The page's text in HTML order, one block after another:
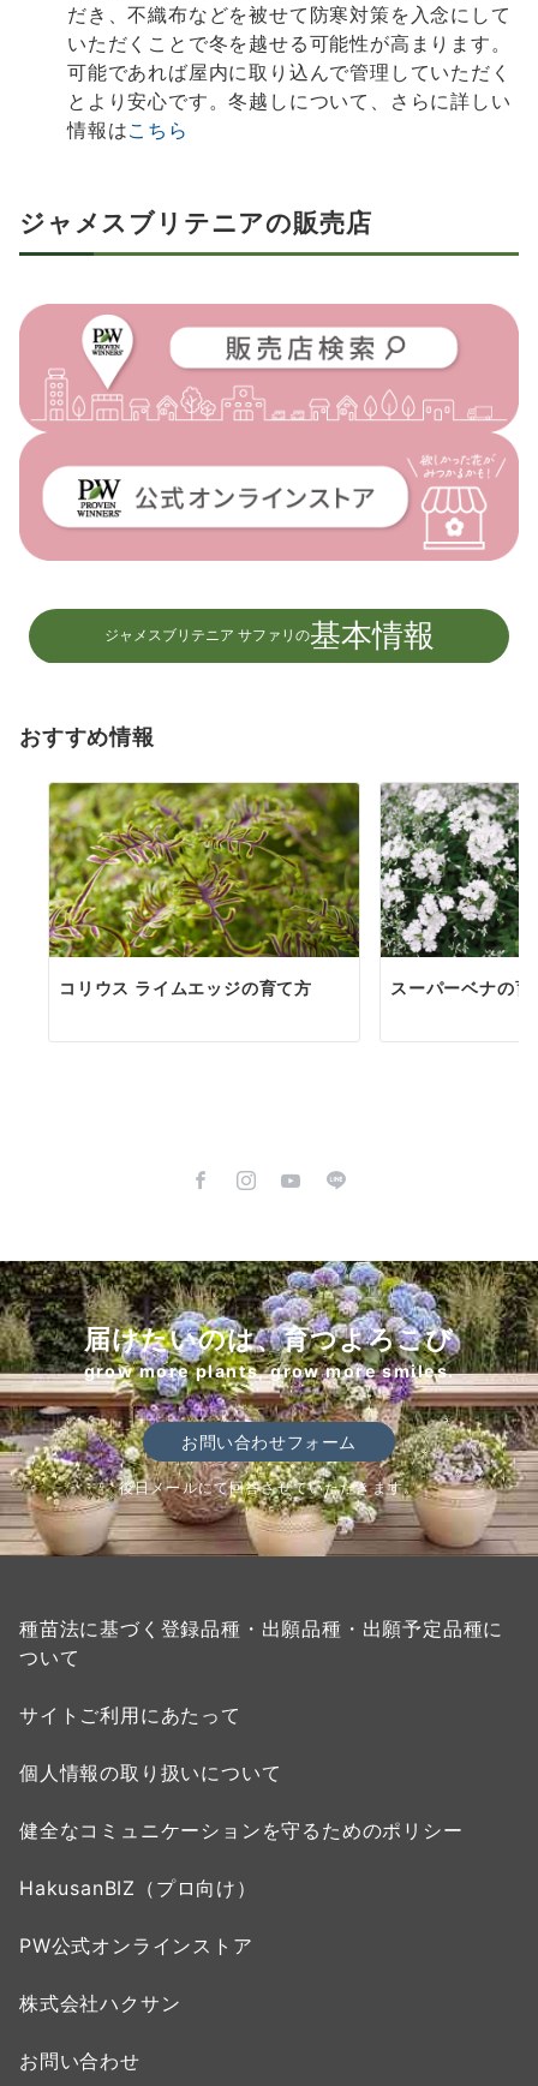
だき、不織布などを被せて防寒対策を入念にして
いただくことで冬を越せる可能性が高まります。
可能であれば屋内に取り込んで管理していただく
とより安心です。冬越しについて、さらに詳しい
情報はこちら
ジャメスブリテニアの販売店
ジャメスブリテニア サファリの基本情報
おすすめ情報
コリウス ライムエッジの育て方 スーパーベナの育
届けたいのは、育つよろこび
grow more plants, grow more smiles.
お問い合わせフォーム
後日メールにて回答させていただきます。
種苗法に基づく登録品種・出願品種・出願予定品種に
ついて
サイトご利用にあたって
個人情報の取り扱いについて
健全なコミュニケーションを守るためのポリシー
HakusanBIZ（プロ向け）
PW公式オンラインストア
株式会社ハクサン
お問い合わせ